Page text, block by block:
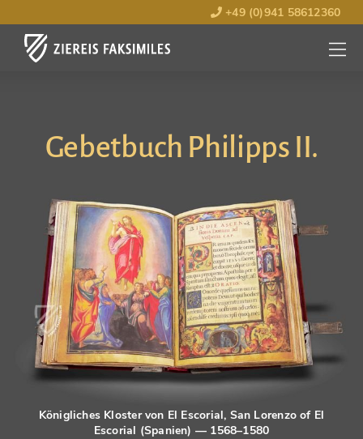
+49 (0)941 58612360
MENÜ
Gebetbuch Philipps II.
Königliches Kloster von El Escorial, San Lorenzo of El
Escorial (Spanien) — 1568–1580